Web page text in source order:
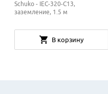
Schuko - IEC-320-C13,
заземление, 1.5 м
В корзину